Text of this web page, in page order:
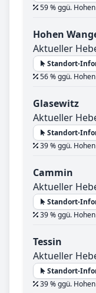
59 % ggü.
Hohen
Aktueller
Standort-
56 % ggü.
Glasewitz
Aktueller
Standort-
39 % ggü.
Cammin
Aktueller
Standort-
39 % ggü.
Tessin
Aktueller
Standort-
39 % ggü.